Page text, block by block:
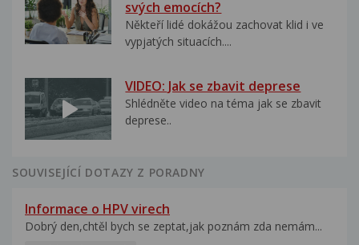
svých emocích?
Někteří lidé dokážou zachovat klid i ve
vypjatých situacích....
VIDEO: Jak se zbavit deprese
Shlédněte video na téma jak se zbavit
deprese..
SOUVISEJÍCÍ DOTAZY Z PORADNY
Informace o HPV virech
Dobrý den,chtěl bych se zeptat,jak poznám zda nemám...